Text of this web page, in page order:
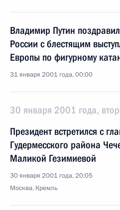
Владимир Путин
России с блестящим
Европы по фигурному
31 января 2001 года, 00:00
30 января 2001 года,
Президент встретился с
Гудермесского района
Маликой Гезимиевой
30 января 2001 года, 20:05
Москва, Кремль